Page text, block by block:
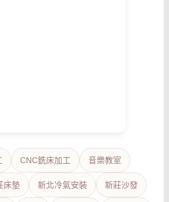
CNC銑床加工 音樂教室
床墊 新北冷氣安裝 新莊沙發